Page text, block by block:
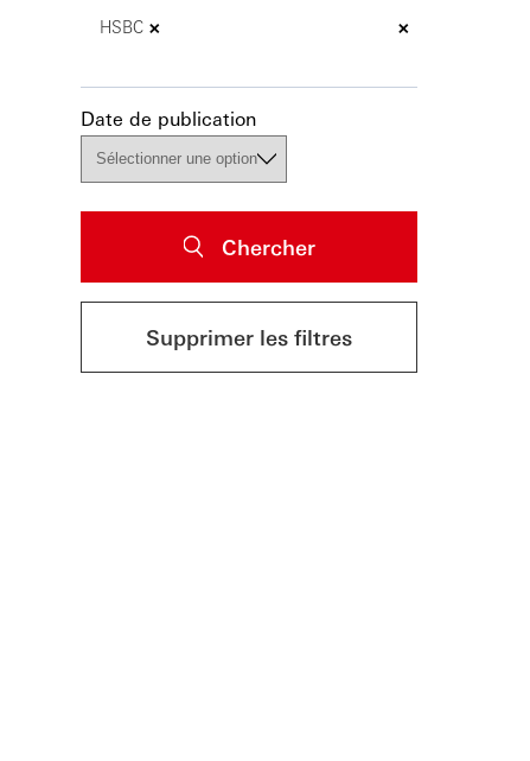
×
HSBC ×
Date de publication
Chercher
Supprimer les filtres